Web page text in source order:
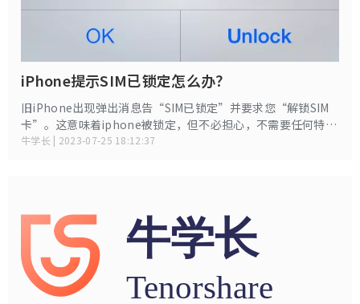
iPhone提示SIM已锁定怎么办？
旧iPhone出现弹出消息告“SIM已锁定”并要求您“解锁SIM
卡”。这意味着iphone被锁定，但不必担心，不需要任何特殊
设备来解锁SIM卡，但只需一个简单的软件即可解决。我们来看
牛学长 | 2023-07-25 18:12:37